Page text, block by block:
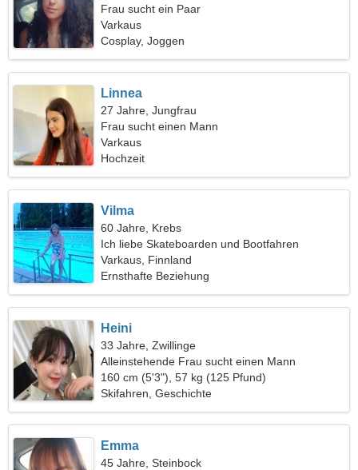
Frau sucht ein Paar
Varkaus
Cosplay, Joggen
Linnea
27 Jahre, Jungfrau
Frau sucht einen Mann
Varkaus
Hochzeit
Vilma
60 Jahre, Krebs
Ich liebe Skateboarden und Bootfahren
Varkaus, Finnland
Ernsthafte Beziehung
Heini
33 Jahre, Zwillinge
Alleinstehende Frau sucht einen Mann
160 cm (5'3"), 57 kg (125 Pfund)
Skifahren, Geschichte
Emma
45 Jahre, Steinbock